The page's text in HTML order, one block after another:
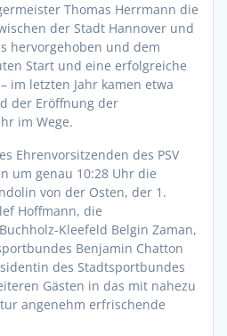
Thomas Herrmann die
der Stadt Hannover und
hervorgehoben und dem
Start und eine erfolgreiche
im letzten Jahr kamen etwa
der Eröffnung der
im Wege.
Ehrenvorsitzenden des PSV
um genau 10:28 Uhr die
von der Osten, der 1.
Hoffmann, die
Kleefeld Belgin Zaman,
Benjamin Chatton
des Stadtsportbundes
Gästen in das mit nahezu
angenehm erfrischende